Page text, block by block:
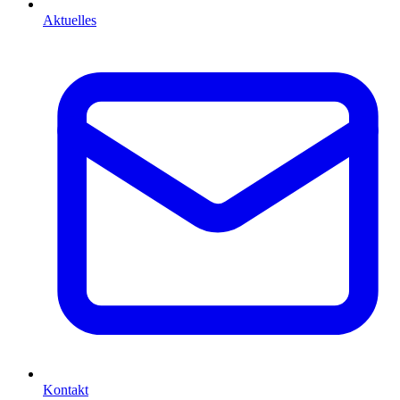
Aktuelles
Kontakt